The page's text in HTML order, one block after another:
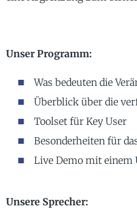
Unser Programm:
Was bedeuten die
Überblick über die
Toolset für Key User
Besonderheiten für
Live Demo mit einem
Unsere Sprecher: